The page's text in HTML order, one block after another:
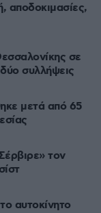
αποδοκιμασίες,
σε
συλλήψεις
μετά από 65
τον
αυτοκίνητο